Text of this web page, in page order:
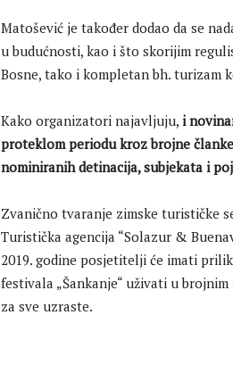
Matošević je također dodao da se
u budućnosti, kao i što skorijim
Bosne, tako i kompletan bh.
Kako organizatori najavljuju, i
proteklom periodu kroz brojne
nominiranih detinacija, subjekata i
Zvanično tvaranje zimske turističke
Turistička agencija “Solazur &
2019. godine posjetitelji će imati
festivala „Šankanje“ uživati u
za sve uzraste.